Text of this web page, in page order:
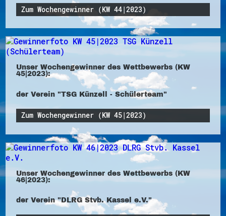
Zum Wochengewinner (KW 44|2023)
Unser Wochengewinner des Wettbewerbs (KW
45|2023):
der Verein "TSG Künzell - Schülerteam"
Zum Wochengewinner (KW 45|2023)
Unser Wochengewinner des Wettbewerbs (KW
46|2023):
der Verein "DLRG Stvb. Kassel e.V."